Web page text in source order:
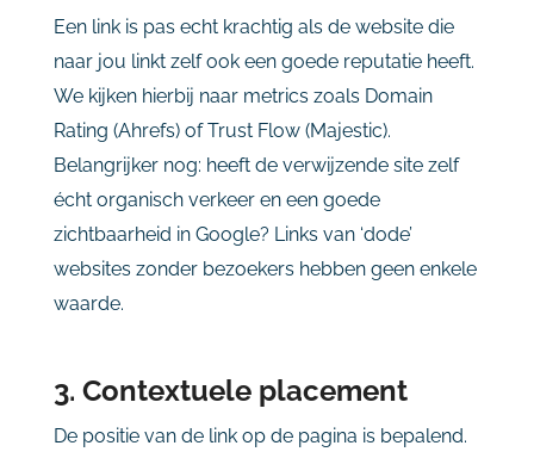
Een link is pas echt krachtig als de website die
naar jou linkt zelf ook een goede reputatie heeft.
We kijken hierbij naar metrics zoals Domain
Rating (Ahrefs) of Trust Flow (Majestic).
Belangrijker nog: heeft de verwijzende site zelf
écht organisch verkeer en een goede
zichtbaarheid in Google? Links van ‘dode’
websites zonder bezoekers hebben geen enkele
waarde.
3. Contextuele placement
De positie van de link op de pagina is bepalend.